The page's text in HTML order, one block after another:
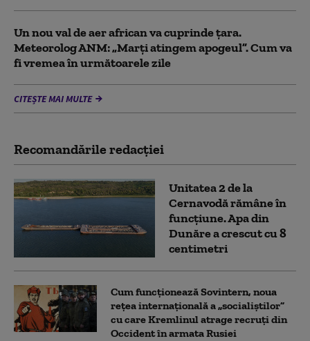
Un nou val de aer african va cuprinde țara.
Meteorolog ANM: „Marți atingem apogeul”. Cum va
fi vremea în următoarele zile
CITEȘTE MAI MULTE
Recomandările redacţiei
Unitatea 2 de la
Cernavodă rămâne în
funcțiune. Apa din
Dunăre a crescut cu 8
centimetri
Cum funcționează Sovintern, noua
rețea internațională a „socialiștilor”
cu care Kremlinul atrage recruți din
Occident în armata Rusiei